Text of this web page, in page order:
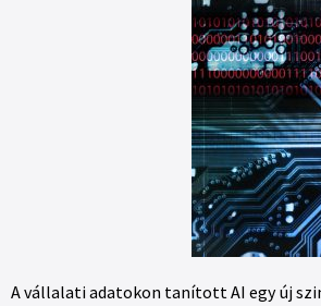
A vállalati adatokon tanított AI egy új